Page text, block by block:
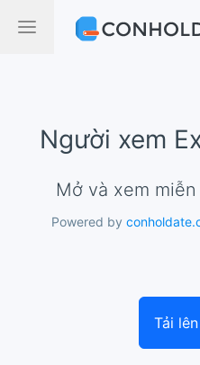
Người xem
Mở và xem
Powered by
Tải